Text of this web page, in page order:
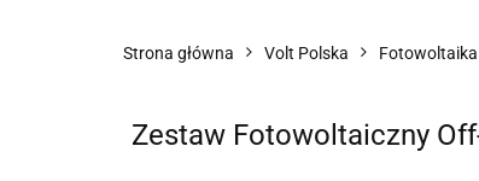
Strona główna Volt Polska Fotowoltaika
Zestaw Fotowoltaiczny